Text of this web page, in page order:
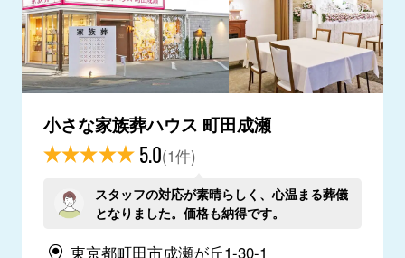
小さな家族葬ハウス 町田成瀬
5.0(1件)
スタッフの対応が素晴らしく、心温まる葬儀
となりました。価格も納得です。
東京都町田市成瀬が丘1-30-1